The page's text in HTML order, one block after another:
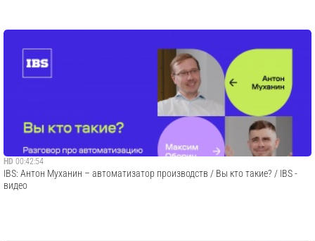
HD 00:42:54
IBS: Антон Муханин – автоматизатор производств / Вы кто такие? / IBS -
видео